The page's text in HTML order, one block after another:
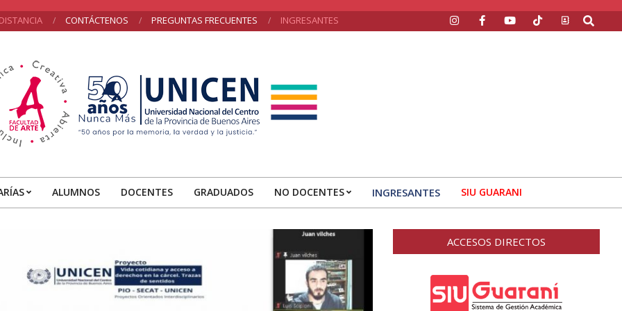
CONTÁCTENOS PREGUNTAS FRECUENTES INGRESANTES Search
ALUMNOS DOCENTES GRADUADOS NO DOCENTES INGRESANTES SIU GUARANI
ACCESOS DIRECTOS